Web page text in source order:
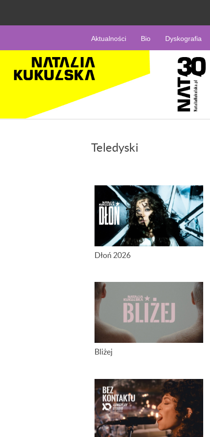
Aktualności Bio Dyskografia
Teledyski
Dłoń 2026
Bliżej